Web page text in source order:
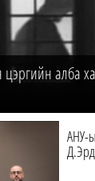
алба
АНУ-